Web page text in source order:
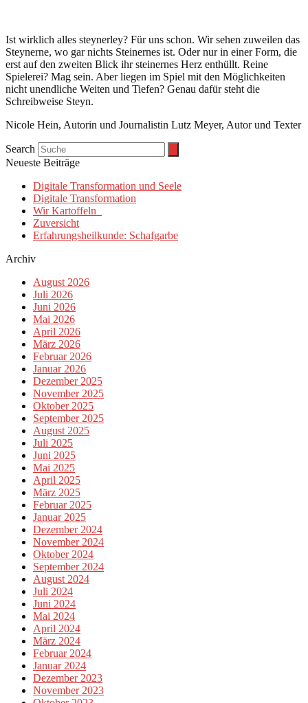
Ist wirklich alles steynerley? Für uns schon. Wir sehen zuweilen das
Steynerne, wo gar nichts Steinernes ist. Oder nur in einer Form, die
erst auf den zweiten Blick ihr steinernes Herz enthüllt. Reine
Spielerei? Mag sein. Aber liegen im Spiel mit den Möglichkeiten
nicht unendliche Weiten und Tiefen? Genau dafür steht die
Schreibweise Steyn.
Nicole Hein, Autorin und Journalistin Lutz Meyer, Autor und Texter
Search
Neueste Beiträge
Digitale Transformation und Seele
Digitale Transformation
Wir Kartoffeln
Zuversicht
Erfahrungsheilkunde: Schafgarbe
Archiv
August 2026
Juli 2026
Juni 2026
Mai 2026
April 2026
März 2026
Februar 2026
Januar 2026
Dezember 2025
November 2025
Oktober 2025
September 2025
August 2025
Juli 2025
Juni 2025
Mai 2025
April 2025
März 2025
Februar 2025
Januar 2025
Dezember 2024
November 2024
Oktober 2024
September 2024
August 2024
Juli 2024
Juni 2024
Mai 2024
April 2024
März 2024
Februar 2024
Januar 2024
Dezember 2023
November 2023